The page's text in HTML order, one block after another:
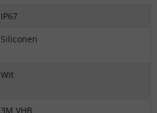
IP67
Siliconen
Wit
3M VHB